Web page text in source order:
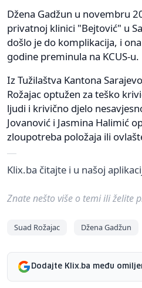
Džena Gadžun u novembru
privatnoj klinici "Bejtović" u
došlo je do komplikacija, i
godine preminula na KCUS-u.
Iz Tužilaštva Kantona
Rožajac optužen za teško
ljudi i krivično djelo
Jovanović i Jasmina Halimić
zloupotreba položaja ili
Klix.ba čitajte i u našoj
Znate nešto više o temi ili želite
Suad Rožajac Džena Gadžun
Dodajte Klix.ba među